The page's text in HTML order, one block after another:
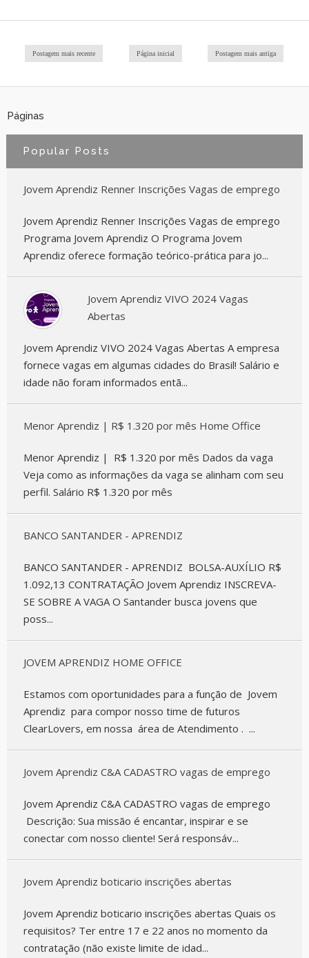
Postagem mais recente Postagem mais antiga
Página inicial
Páginas
Popular Posts
Jovem Aprendiz Renner Inscrições Vagas de emprego
Jovem Aprendiz Renner Inscrições Vagas de emprego
Programa Jovem Aprendiz O Programa Jovem
Aprendiz oferece formação teórico-prática para jo...
Jovem Aprendiz VIVO 2024 Vagas
Abertas
Jovem Aprendiz VIVO 2024 Vagas Abertas A empresa
fornece vagas em algumas cidades do Brasil! Salário e
idade não foram informados entã...
Menor Aprendiz | R$ 1.320 por mês Home Office
Menor Aprendiz | R$ 1.320 por mês Dados da vaga
Veja como as informações da vaga se alinham com seu
perfil. Salário R$ 1.320 por mês
BANCO SANTANDER - APRENDIZ
BANCO SANTANDER - APRENDIZ BOLSA-AUXÍLIO R$
1.092,13 CONTRATAÇÃO Jovem Aprendiz INSCREVA-
SE SOBRE A VAGA O Santander busca jovens que
poss...
JOVEM APRENDIZ HOME OFFICE
Estamos com oportunidades para a função de Jovem
Aprendiz para compor nosso time de futuros
ClearLovers, em nossa área de Atendimento . ...
Jovem Aprendiz C&A CADASTRO vagas de emprego
Jovem Aprendiz C&A CADASTRO vagas de emprego
Descrição: Sua missão é encantar, inspirar e se
conectar com nosso cliente! Será responsáv...
Jovem Aprendiz boticario inscrições abertas
Jovem Aprendiz boticario inscrições abertas Quais os
requisitos? Ter entre 17 e 22 anos no momento da
contratação (não existe limite de idad...